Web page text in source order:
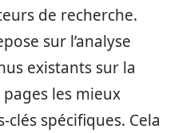
de recherche.
sur l’analyse
existants sur la
les mieux
clés spécifiques. Cela